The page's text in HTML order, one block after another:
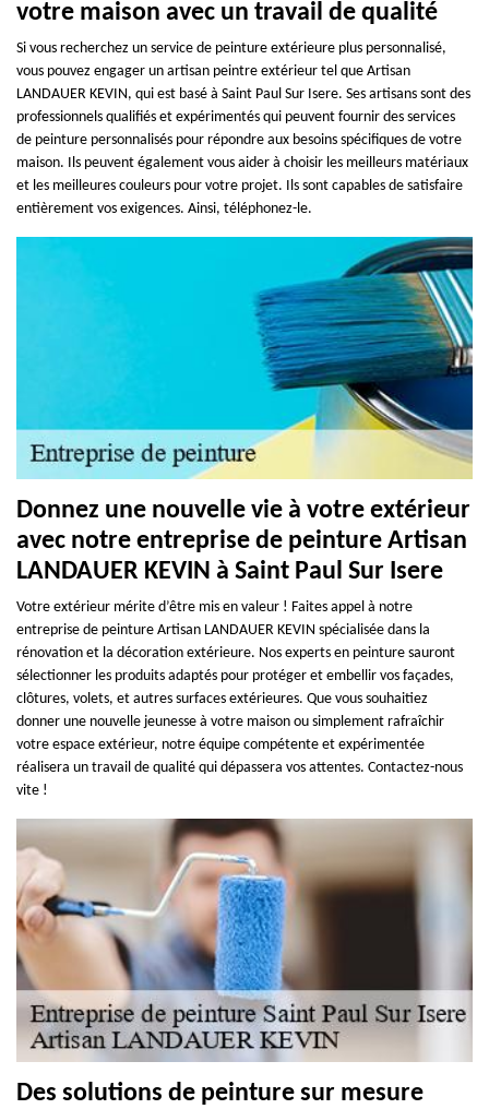
votre maison avec un travail de qualité
Si vous recherchez un service de peinture extérieure plus personnalisé,
vous pouvez engager un artisan peintre extérieur tel que Artisan
LANDAUER KEVIN, qui est basé à Saint Paul Sur Isere. Ses artisans sont des
professionnels qualifiés et expérimentés qui peuvent fournir des services
de peinture personnalisés pour répondre aux besoins spécifiques de votre
maison. Ils peuvent également vous aider à choisir les meilleurs matériaux
et les meilleures couleurs pour votre projet. Ils sont capables de satisfaire
entièrement vos exigences. Ainsi, téléphonez-le.
Donnez une nouvelle vie à votre extérieur
avec notre entreprise de peinture Artisan
LANDAUER KEVIN à Saint Paul Sur Isere
Votre extérieur mérite d’être mis en valeur ! Faites appel à notre
entreprise de peinture Artisan LANDAUER KEVIN spécialisée dans la
rénovation et la décoration extérieure. Nos experts en peinture sauront
sélectionner les produits adaptés pour protéger et embellir vos façades,
clôtures, volets, et autres surfaces extérieures. Que vous souhaitiez
donner une nouvelle jeunesse à votre maison ou simplement rafraîchir
votre espace extérieur, notre équipe compétente et expérimentée
réalisera un travail de qualité qui dépassera vos attentes. Contactez-nous
vite !
Des solutions de peinture sur mesure